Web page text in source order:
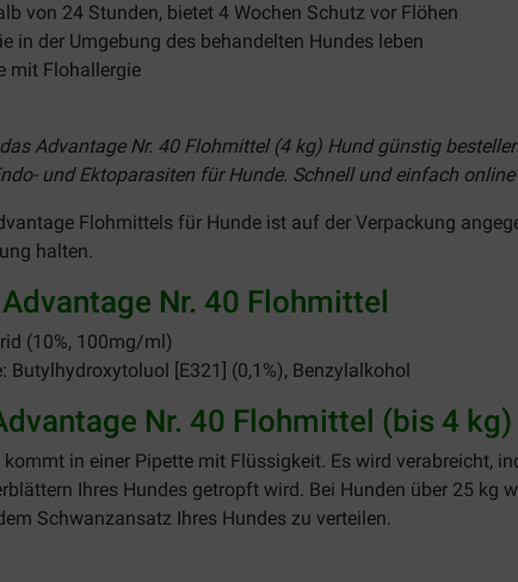
von 24 Stunden, bietet 4 Wochen Schutz vor Flöhen
in der Umgebung des behandelten Hundes leben
mit Flohallergie
Advantage Nr. 40 Flohmittel (4 kg) Hund günstig
und Ektoparasiten für Hunde. Schnell und einfach
Flohmittels für Hunde ist auf der Verpackung
halten.
Nr. 40 Flohmittel
(10%, 100mg/ml)
Butylhydroxytoluol [E321] (0,1%), Benzylalkohol
Nr. 40 Flohmittel (bis 4 kg)
in einer Pipette mit Flüssigkeit. Es wird verabreicht,
Ihres Hundes getropft wird. Bei Hunden über 25
Schwanzansatz Ihres Hundes zu verteilen.